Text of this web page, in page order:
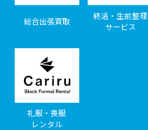
総合出張買取
終活・生前整理
サービス
礼服・喪服
レンタル